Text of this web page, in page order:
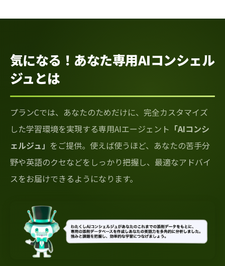
気になる！あなた専用AIコンシェル
ジュとは
プランCでは、あなたのためだけに、完全カスタマイズ
した学習環境を実現する専用AIエージェント 「AIコンシ
ェルジュ」 をご提供。使えば使うほど、あなたの苦手分
野や英語のクセなどをしっかり把握し、最適なアドバイ
スをお届けできるようになります。